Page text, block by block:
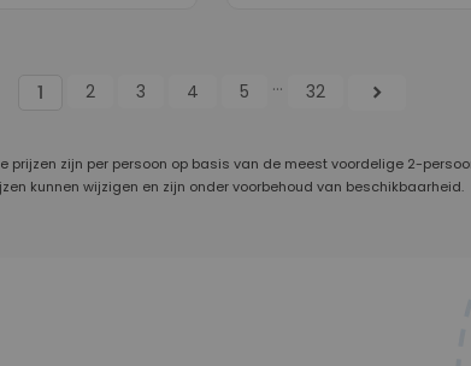
1 2 3 4 5 ... 32 chevron_right
prijzen zijn per persoon op basis van de meest voordelige 2-
kunnen wijzigen en zijn onder voorbehoud van beschikbaarheid.